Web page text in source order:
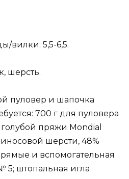
вилки: 5,5-6,5.
шерсть.
пуловер и шапочка
700 г для пуловера
пряжи Mondial
шерсти, 48%
и вспомогательная
штопальная игла